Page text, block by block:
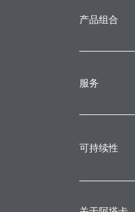
产品组合
服务
可持续性